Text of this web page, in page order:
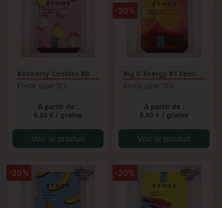
Booberry Cookies Rbx Féminisée
ETHOS GENETICS
A partir de :
8,80 € / graine
Voir le produit
Big D Energy R1 Féminisée
ETHOS GENETICS
A partir de :
8,80 € / graine
-20%
Voir le produit
-20% -20%